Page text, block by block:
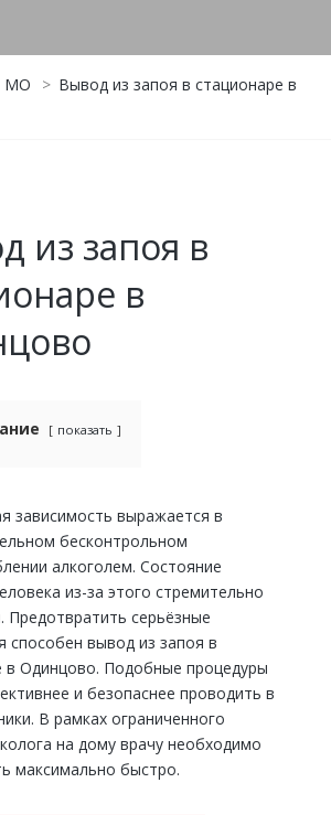
МО > Вывод из запоя в стационаре в
из запоя в
в
показать
зависимость выражается в
бесконтрольном
алкоголем. Состояние
из-за этого стремительно
Предотвратить серьёзные
способен вывод из запоя в
в Одинцово. Подобные процедуры
и безопаснее проводить в
В рамках ограниченного
на дому врачу необходимо
максимально быстро.